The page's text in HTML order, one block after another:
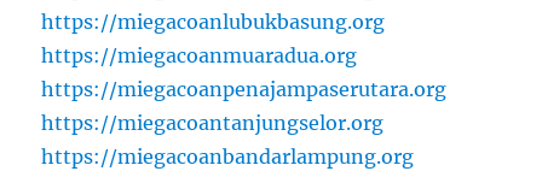
https://miegacoanlubukbasung.org
https://miegacoanmuaradua.org
https://miegacoanpenajampaserutara.org
https://miegacoantanjungselor.org
https://miegacoanbandarlampung.org